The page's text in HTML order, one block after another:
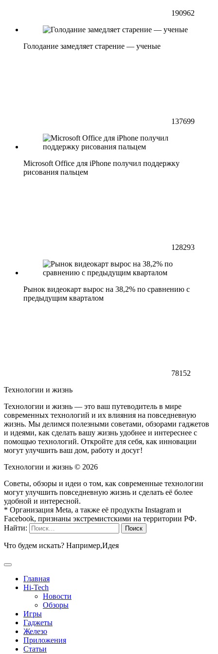
190962
Голодание замедляет старение — ученые
137699
Microsoft Office для iPhone получил поддержку
рисования пальцем
128293
Рынок видеокарт вырос на 38,2% по сравнению с
предыдущим кварталом
78152
Технологии и жизнь
Технологии и жизнь — это ваш путеводитель в мире
современных технологий и их влияния на повседневную
жизнь. Мы делимся полезными советами, обзорами гаджетов
и идеями, как сделать вашу жизнь удобнее и интереснее с
помощью технологий. Откройте для себя, как инновации
могут улучшить ваш дом, работу и досуг!
Технологии и жизнь © 2026
Советы, обзоры и идеи о том, как современные технологии
могут улучшить повседневную жизнь и сделать её более
удобной и интересной.
* Организация Meta, а также её продукты Instagram и
Facebook, признаны экстремистскими на территории РФ.
Найти:
Что будем искать? Например,Идея
Главная
Hi-Tech
Новости
Обзоры
Игры
Гаджеты
Железо
Приложения
Статьи